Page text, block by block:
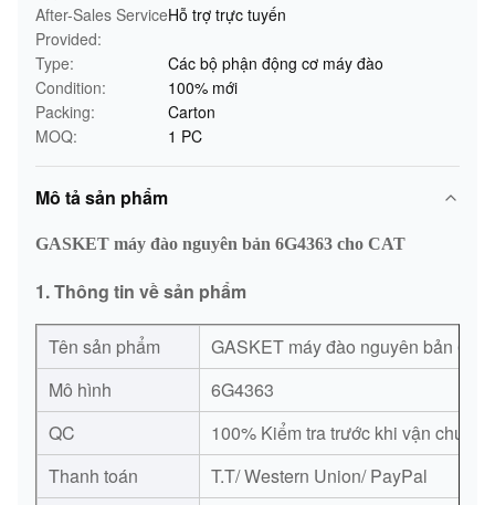
After-Sales Service
Provided:
Hỗ trợ trực tuyến
Type:
Các bộ phận động cơ máy đào
Condition:
100% mới
Packing:
Carton
MOQ:
1 PC
Mô tả sản phẩm
GASKET máy đào nguyên bản 6G4363 cho CAT
1. Thông tin về sản phẩm
Tên sản phẩm
GASKET máy đào nguyên bản
Mô hình
6G4363
QC
100% Kiểm tra trước khi vận chuyển
Thanh toán
T.T/ Western Union/ PayPal